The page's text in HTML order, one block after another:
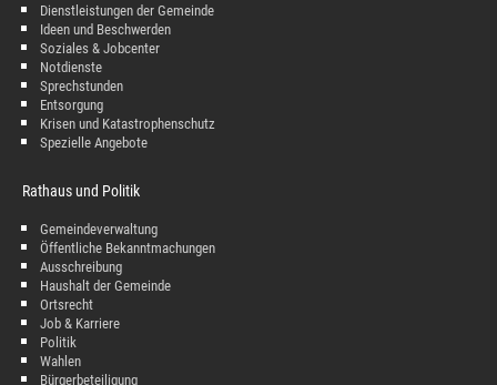
Dienstleistungen der Gemeinde
Ideen und Beschwerden
Soziales & Jobcenter
Notdienste
Sprechstunden
Entsorgung
Krisen und Katastrophenschutz
Spezielle Angebote
Rathaus und Politik
Gemeindeverwaltung
Öffentliche Bekanntmachungen
Ausschreibung
Haushalt der Gemeinde
Ortsrecht
Job & Karriere
Politik
Wahlen
Bürgerbeteiligung